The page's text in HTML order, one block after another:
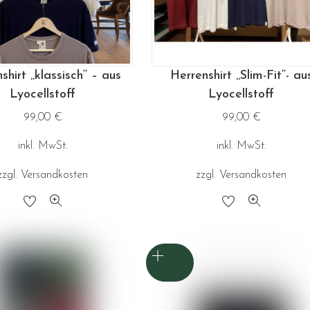
können
auf
der
Produktseite
gewählt
auf
der
gewählt
‚‚klassisch‘‘ – aus
Lyocellstoff
99,00 €
inkl. MwSt.
Versandkosten
Dieses
weist
mehrere
Herrenshirt ‚‚Slim-Fit‘‘-
Lyocellstoff
99,00 €
inkl. MwSt.
zzgl. Versandkosten
Dieses
Varianten
auf.